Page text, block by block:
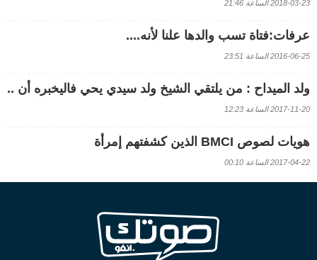
2018-03-23 الساعة 21:46
عرفات:فتاة تسب والدها علنا لأنه....
2016-06-25 الساعة 23:51
ولد الميداح : من يلتقي الشيخ ولد سيدي يحي فاليخبره أن ..
2017-11-20 الساعة 12:23
هويات لصوص BMCI الذين كشفتهم إمرأة
2017-04-22 الساعة 00:10